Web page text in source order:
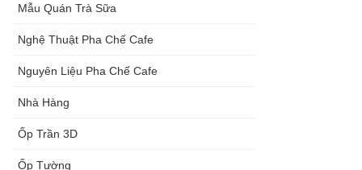
Mẫu Quán Trà Sữa
Nghệ Thuật Pha Chế Cafe
Nguyên Liệu Pha Chế Cafe
Nhà Hàng
Ốp Trần 3D
Ốp Tường